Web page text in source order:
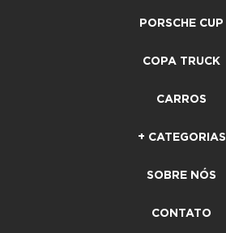
PORSCHE CUP
COPA TRUCK
CARROS
+ CATEGORIAS
SOBRE NÓS
CONTATO